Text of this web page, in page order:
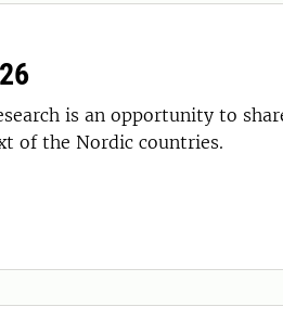
is an opportunity to
of the Nordic countries.